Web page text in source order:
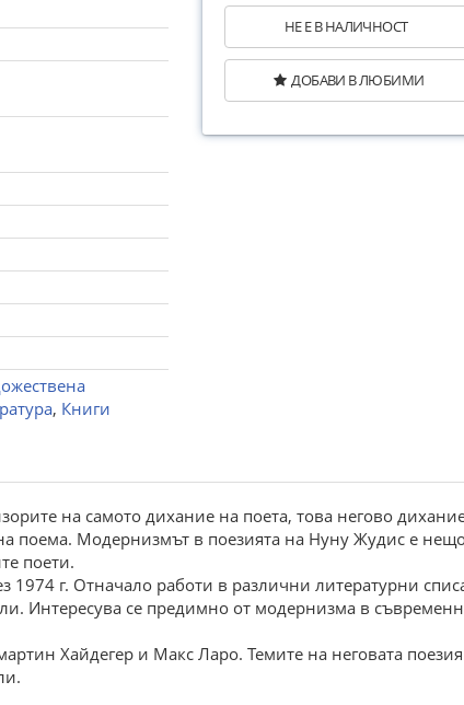
, Книги
НЕ Е В НАЛИЧНОСТ
ДОБАВИ В ЛЮБИМИ
на самото дихание на поета, това негово
поема. Модернизмът в поезията на Нуну Жудис е
поети.
г. Отначало работи в различни литературни
Интересува се предимно от модернизма в
Хайдегер и Макс Ларо. Темите на неговата